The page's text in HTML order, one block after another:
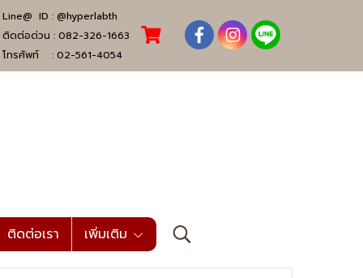
Line@ ID : @hyperlabth
ติดต่อด่วน : 082-326-1663
โทรศัพท์ : 02-561-4054
ติดต่อเรา เพิ่มเติม